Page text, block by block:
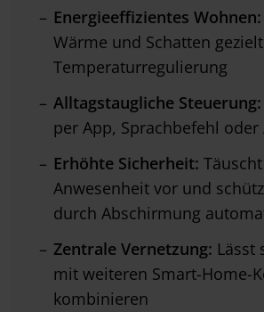
Energieeffizientes Wohnen:
Wärme und Schatten
Temperaturregulierung
Alltagstaugliche Steuerung:
per App, Sprachbefehl
Erhöhte Sicherheit: Täuscht
Anwesenheit vor und
durch Abschirmung
Zentrale Vernetzung: Lässt
mit weiteren Smart-Home-
kombinieren